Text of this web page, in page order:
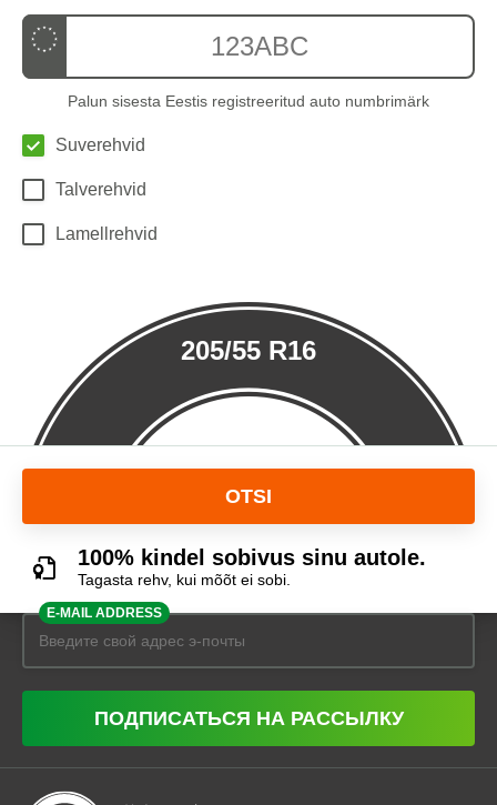
Palun sisesta Eestis registreeritud auto numbrimärk
Suverehvid
Talverehvid
Lamellrehvid
205/55 R16
OTSI
100% kindel sobivus sinu autole.
Tagasta rehv, kui mõõt ei sobi.
E-MAIL ADDRESS
ПОДПИСАТЬСЯ НА РАССЫЛКУ